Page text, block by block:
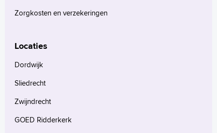
Zorgkosten en verzekeringen
Locaties
Dordwijk
Sliedrecht
Zwijndrecht
GOED Ridderkerk